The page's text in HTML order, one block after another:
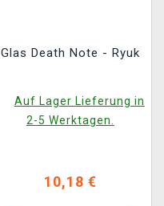
Glas Death Note - Ryuk
Auf Lager Lieferung in
2-5 Werktagen.
10,18 €